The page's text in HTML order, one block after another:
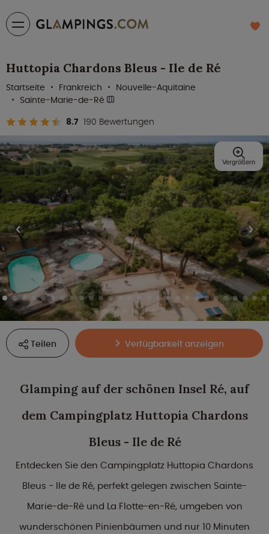
Huttopia Chardons Bleus - Ile de Ré
8.7 190 Bewertungen
Startseite Frankreich
Nouvelle-Aquitaine
Sainte-Marie-de-Ré
Teilen Verfügbarkeit anzeigen
Vergrößern
Glamping auf der schönen Insel Ré, auf
dem Campingplatz Huttopia Chardons
Bleus - Ile de Ré
Entdecken Sie den Campingplatz Huttopia Chardons
Bleus - Ile de Ré, perfekt gelegen zwischen Sainte-
Marie-de-Ré und La Flotte-en-Ré, umgeben von
wunderschönen Pinienbäumen und nur 10 Minuten